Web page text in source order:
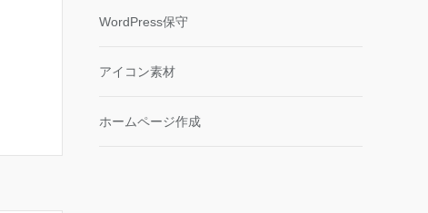
WordPress保守
アイコン素材
ホームページ作成